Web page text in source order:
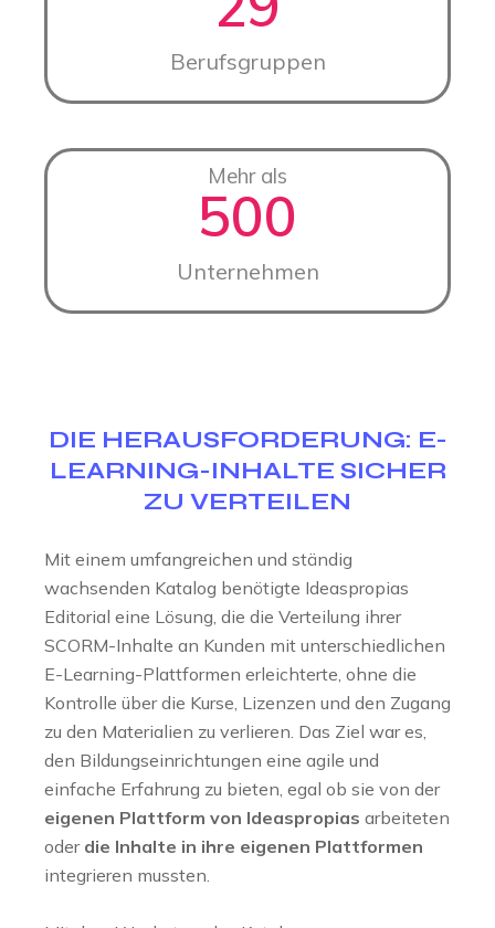
Berufsgruppen
Mehr als
Unternehmen
500
DIE HERAUSFORDERUNG: E-
LEARNING-INHALTE SICHER
ZU VERTEILEN
Mit einem umfangreichen und ständig
wachsenden Katalog benötigte Ideaspropias
Editorial eine Lösung, die die Verteilung ihrer
SCORM-Inhalte an Kunden mit unterschiedlichen
E-Learning-Plattformen erleichterte, ohne die
Kontrolle über die Kurse, Lizenzen und den Zugang
zu den Materialien zu verlieren. Das Ziel war es,
den Bildungseinrichtungen eine agile und
einfache Erfahrung zu bieten, egal ob sie von der
eigenen Plattform von Ideaspropias arbeiteten
oder die Inhalte in ihre eigenen Plattformen
integrieren mussten.